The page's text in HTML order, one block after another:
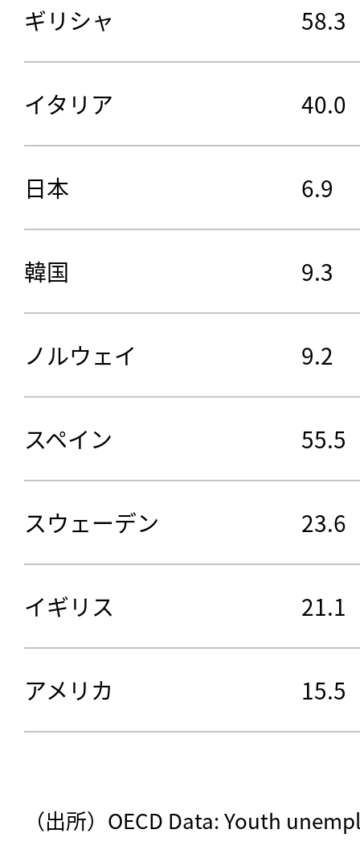
ギリシャ 58.3
イタリア 40.0
日本 6.9
韓国 9.3
ノルウェイ 9.2
スペイン 55.5
スウェーデン 23.6
イギリス 21.1
アメリカ 15.5
（出所）OECD Data: Youth